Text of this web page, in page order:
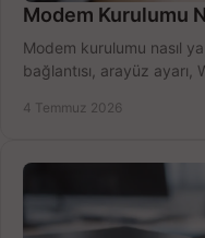
Modem Kurulumu
Modem kurulumu nasıl
bağlantısı, arayüz
4 Temmuz 2026